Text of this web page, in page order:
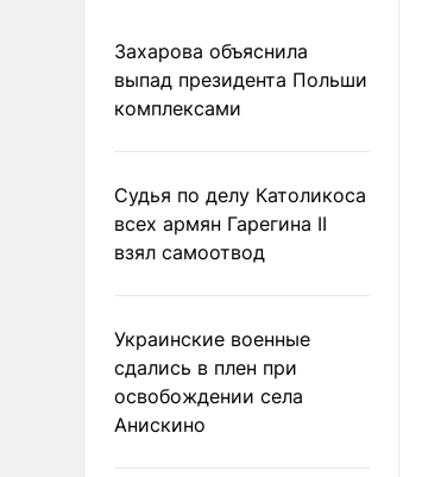
Захарова объяснила
выпад президента Польши
комплексами
Судья по делу Католикоса
всех армян Гарегина II
взял самоотвод
Украинские военные
сдались в плен при
освобождении села
Анискино